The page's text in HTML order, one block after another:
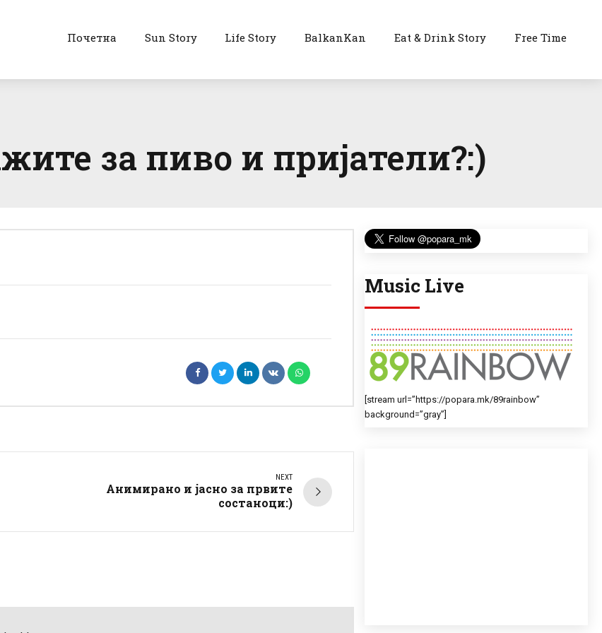
Почетна Sun Story Life Story BalkanKan Eat & Drink Story Free Time
за пиво и пријатели?:)
NEXT
Анимирано и јасно за првите
состаноци:)
Music Live
[stream url=”https://popara.mk/89rainbow”
background=”gray”]